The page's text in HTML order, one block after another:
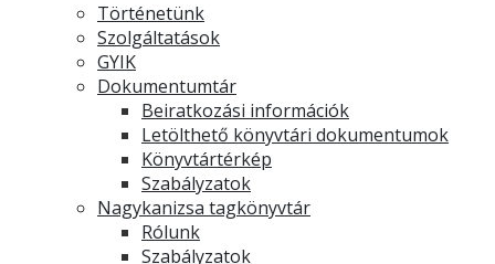
Történetünk
Szolgáltatások
GYIK
Dokumentumtár
Beiratkozási információk
Letölthető könyvtári dokumentumok
Könyvtártérkép
Szabályzatok
Nagykanizsa tagkönyvtár
Rólunk
Szabályzatok